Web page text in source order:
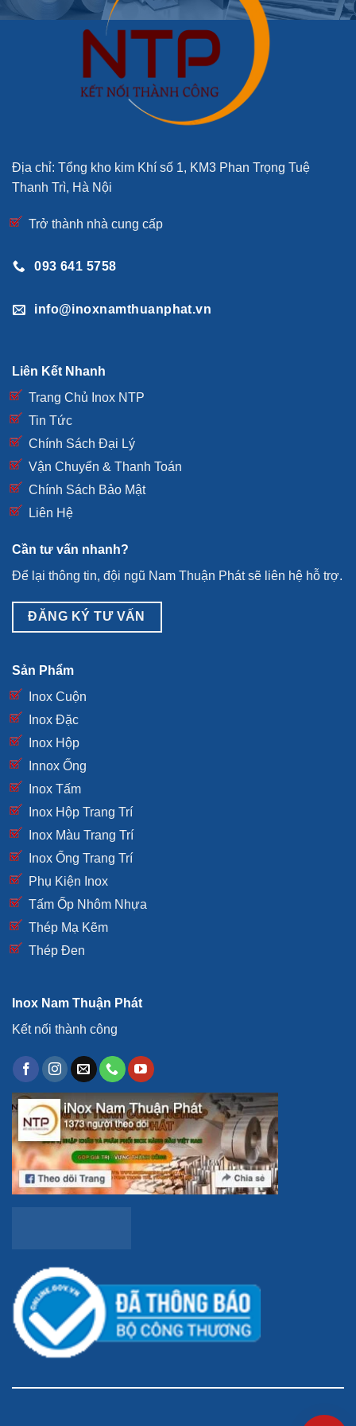
Địa chỉ: Tổng kho kim Khí số 1, KM3 Phan Trọng Tuệ
Thanh Trì, Hà Nội
Trở thành nhà cung cấp
093 641 5758
info@inoxnamthuanphat.vn
Liên Kết Nhanh
Trang Chủ Inox NTP
Tin Tức
Chính Sách Đại Lý
Vận Chuyển & Thanh Toán
Chính Sách Bảo Mật
Liên Hệ
Cần tư vấn nhanh?
Để lại thông tin, đội ngũ Nam Thuận Phát sẽ liên hệ hỗ trợ.
ĐĂNG KÝ TƯ VẤN
Sản Phẩm
Inox Cuộn
Inox Đặc
Inox Hộp
Innox Ống
Inox Tấm
Inox Hộp Trang Trí
Inox Màu Trang Trí
Inox Ống Trang Trí
Phụ Kiện Inox
Tấm Ốp Nhôm Nhựa
Thép Mạ Kẽm
Thép Đen
Inox Nam Thuận Phát
Kết nối thành công